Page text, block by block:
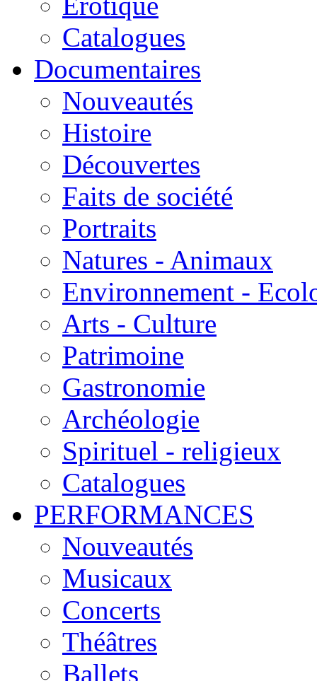
Catalogues
Documentaires
Nouveautés
Histoire
Découvertes
Faits de société
Portraits
Natures - Animaux
Environnement -
Arts - Culture
Patrimoine
Gastronomie
Archéologie
Spirituel - religieux
Catalogues
PERFORMANCES
Nouveautés
Musicaux
Concerts
Théâtres
Ballets